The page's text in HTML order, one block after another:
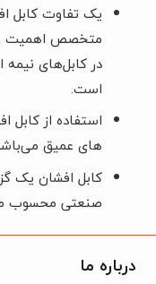
یک تفاوت کابل
متخصص اهمیت
در کابل‌های
است.
استفاده از کابل
های عمیق
کابل افشان یک
صنعتی محسوب
درباره ما